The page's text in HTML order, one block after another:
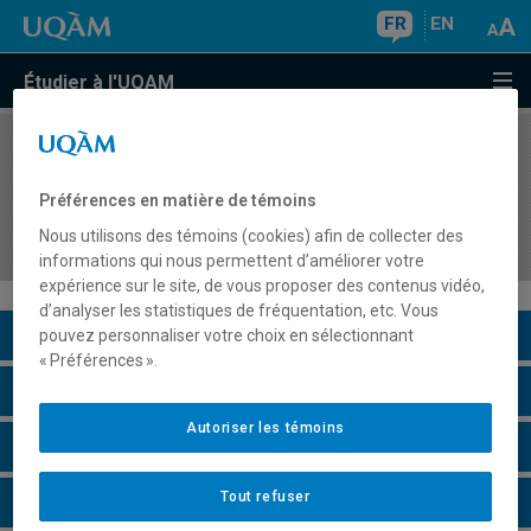
FR EN
Étudier à l'UQAM
COURS//
l'acte d'enseigner au secondaire et intégration
professionnelle
Description du cours
Horaire - Automne 2026
Préférences en matière de témoins
Nous utilisons des témoins (cookies) afin de collecter des
informations qui nous permettent d’améliorer votre
expérience sur le site, de vous proposer des contenus vidéo,
d’analyser les statistiques de fréquentation, etc. Vous
pouvez personnaliser votre choix en sélectionnant
« Préférences ».
Tout refuser
Autoriser les témoins